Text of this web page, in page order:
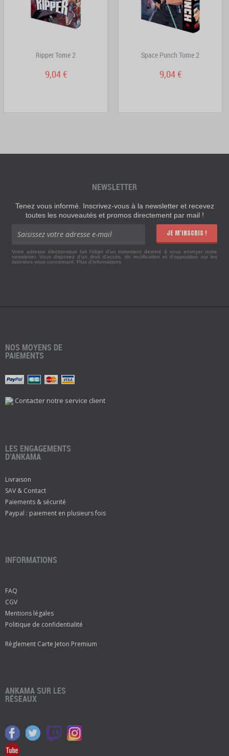
Ripper Tome 2
9,04 €
Space Punch Tome 2
9,04 €
NEWSLETTER
Tenez vous informé. Inscrivez-vous à la newsletter et recevez
toutes les nouveautés et promos directement par mail !
JE M'INSCRIS !
Votre adresse électronique fait l'objet d'un traitement destiné à vous envoyer notre
newsletter. Vous disposez d'un droit d'accès, de rectification et d'opposition sur les
données vous concernant. Plus d'informations
NOS MOYENS DE
PAIEMENTS
Contacter notre service client
LES ENGAGEMENTS
D’ANKAMA
Livraison
SAV & Contact
Paiements & sécurité
Paypal : paiement en plusieurs fois
INFORMATIONS
FAQ
CGV
Mentions légales
Politique de confidentialité
Règlement Carte Jeton Premium
ANKAMA SUR LES
RÉSEAUX